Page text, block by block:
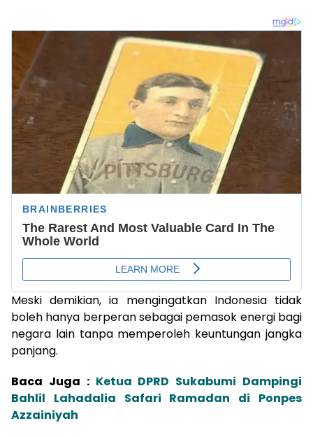
Meski demikian, ia mengingatkan Indonesia tidak
boleh hanya berperan sebagai pemasok energi bagi
negara lain tanpa memperoleh keuntungan jangka
panjang.
Baca Juga : Ketua DPRD Sukabumi Dampingi
Bahlil Lahadalia Safari Ramadan di Ponpes
Azzainiyah